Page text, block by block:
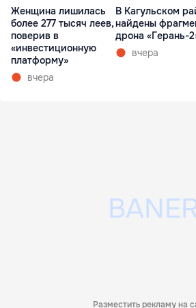
Женщина лишилась
более 277 тысяч леев,
поверив в
«инвестиционную
платформу»
вчера
В Кагульском
найдены
дрона «Герань-
вчера
Разместить рекламу на